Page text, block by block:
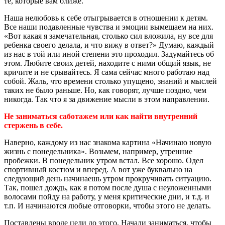
Наша нелюбовь к себе отыгрывается в отношении к детям.
Все наши подавленные чувства и эмоции вымещаем на них.
«Вот какая я замечательная, столько сил вложила, ну все для
ребенка своего делала, и что вижу в ответ?» Думаю, каждый
из нас в той или иной степени это проходил. Задумайтесь об
этом. Любите своих детей, находите с ними общий язык, не
кричите и не срывайтесь. Я сама сейчас много работаю над
собой. Жаль, что времени столько упущено, знаний и мыслей
таких не было раньше. Но, как говорят, лучше поздно, чем
никогда. Так что я за движение мысли в этом направлении.
Не заниматься саботажем или как найти внутренний
стержень в себе.
Наверно, каждому из нас знакома картина «Начинаю новую
жизнь с понедельника». Возьмем, например, утренние
пробежки. В понедельник утром встал. Все хорошо. Одел
спортивный костюм и вперед. А вот уже буквально на
следующий день начинаешь утром прокручивать ситуацию.
Так, пошел дождь, как я потом после душа с неуложенными
волосами пойду на работу, у меня критические дни, и т.д. и
т.п. И начинаются любые отговорки, чтобы этого не делать.
Поставлены вроде цели до этого. Начали заниматься, чтобы